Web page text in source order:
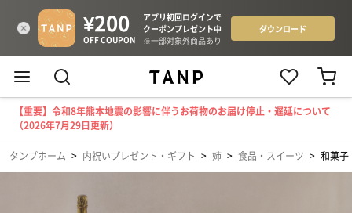
【重要】令和8年熊本地震の影響に伴うお荷物のお届け停止・遅延について
（2026年7月29日更新）
タンプホーム > 内祝いプレゼント・ギフト > 姉 > 食品・スイーツ > 和菓子